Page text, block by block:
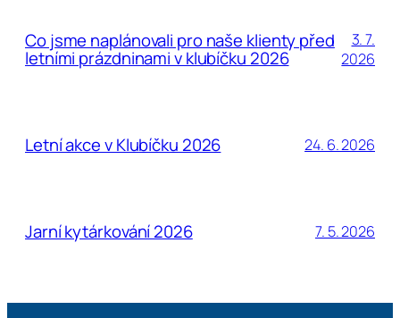
Co jsme naplánovali pro naše klienty před
letními prázdninami v klubíčku 2026
3. 7.
2026
Letní akce v Klubíčku 2026 24. 6. 2026
Jarní kytárkování 2026 7. 5. 2026